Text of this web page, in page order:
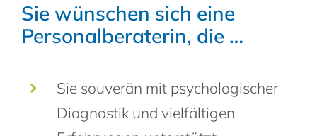
Sie wünschen sich eine
Personalberaterin, die …
Sie souverän mit psychologischer
Diagnostik und vielfältigen